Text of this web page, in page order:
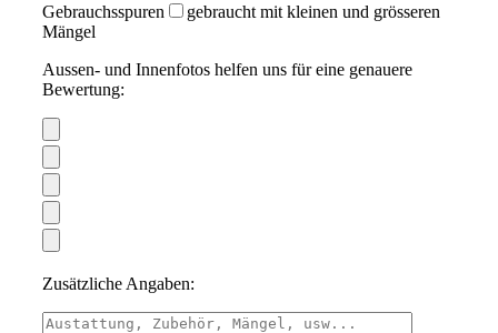
Gebrauchsspuren
gebraucht mit kleinen und grösseren
Mängel
Aussen- und Innenfotos helfen uns für eine genauere
Bewertung:
Zusätzliche Angaben: